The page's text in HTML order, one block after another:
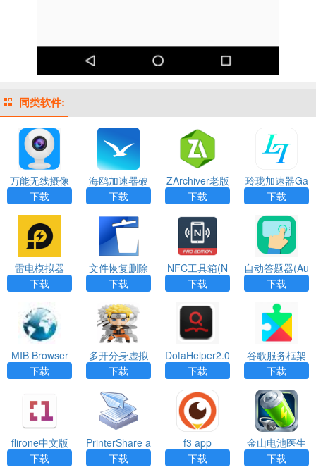
同类软件:
万能无线摄像
头(CamEye)A
PP
下载
海鸥加速器破
解版V1.0.7免
费版
下载
ZArchiver老版
本绿色下载
下载
玲珑加速器Ga
meAccelerater
app
下载
雷电模拟器
下载
文件恢复删除
（Undeleter）
App
下载
NFC工具箱(N
FC Tools PR
O)app
下载
自动答题器(Au
to Clicker)APP
下载
MIB Browser
下载
多开分身虚拟
定位(Multiapp
s)APP
下载
DotaHelper2.0
APP
下载
谷歌服务框架
下载安装
下载
flirone中文版
下载app
下载
PrinterShare a
pp
下载
f3 app
下载
金山电池医生
专业版app
下载